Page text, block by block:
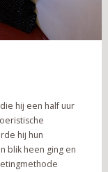
hij een half uur
hij hun
blik heen ging en